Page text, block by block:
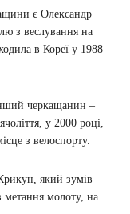
є Олександр
з веслування на
в Кореї у 1988
черкащанин –
у 2000 році,
з велоспорту.
який зумів
метання молоту, на